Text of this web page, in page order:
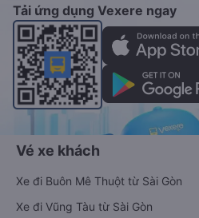
Tải ứng dụng Vexere ngay
Vé xe khách
Xe đi Buôn Mê Thuột từ Sài Gòn
Xe đi Vũng Tàu từ Sài Gòn